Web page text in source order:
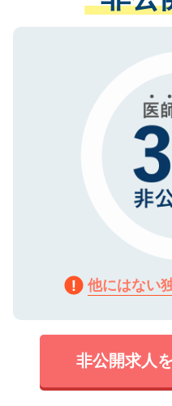
ご登録いただい
で、機密保持に
ない方には、長
ので、まずはご
他にはない
非公開求人